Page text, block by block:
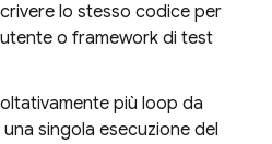
lo stesso codice per
o framework di test
più loop da
singola esecuzione del